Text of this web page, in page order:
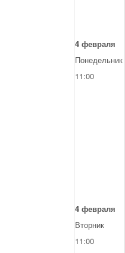
4 февраля
Понедельник
11:00
4 февраля
Вторник
11:00